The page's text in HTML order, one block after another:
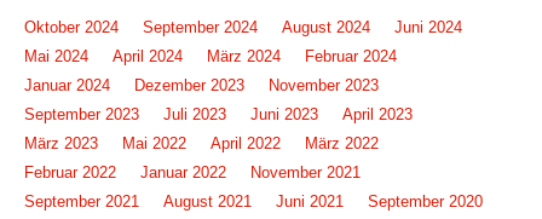
Oktober 2024 September 2024 August 2024
Juni 2024
Mai 2024
April 2024 März 2024
Februar 2024
Januar 2024
Dezember 2023
November 2023
September 2023
Juli 2023 Juni 2023
April 2023
März 2023
Mai 2022 April 2022
März 2022
Februar 2022
Januar 2022
November 2021
September 2021
August 2021 Juni 2021
September 2020